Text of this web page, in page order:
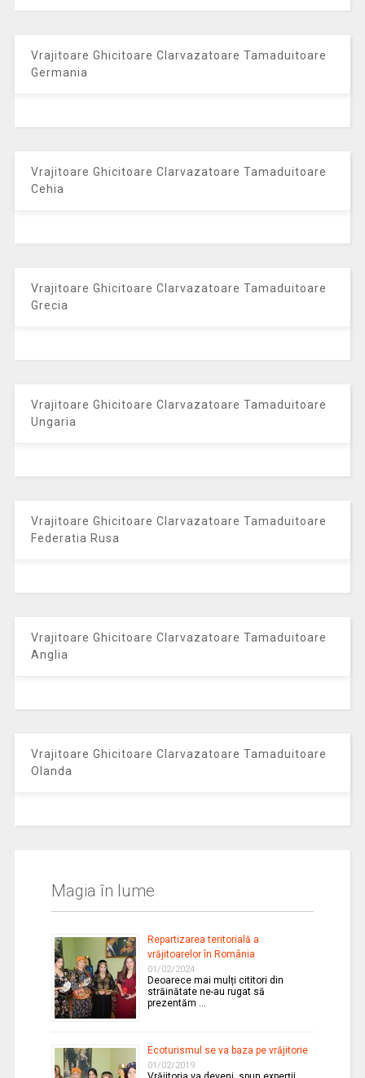
Vrajitoare Ghicitoare Clarvazatoare Tamaduitoare
Germania
Vrajitoare Ghicitoare Clarvazatoare Tamaduitoare
Cehia
Vrajitoare Ghicitoare Clarvazatoare Tamaduitoare
Grecia
Vrajitoare Ghicitoare Clarvazatoare Tamaduitoare
Ungaria
Vrajitoare Ghicitoare Clarvazatoare Tamaduitoare
Federatia Rusa
Vrajitoare Ghicitoare Clarvazatoare Tamaduitoare
Anglia
Vrajitoare Ghicitoare Clarvazatoare Tamaduitoare
Olanda
Magia în lume
Repartizarea teritorială a
vrăjitoarelor în România
01/02/2024
Deoarece mai mulți cititori din
străinătate ne-au rugat să
prezentăm …
Ecoturismul se va baza pe vrăjitorie
01/02/2019